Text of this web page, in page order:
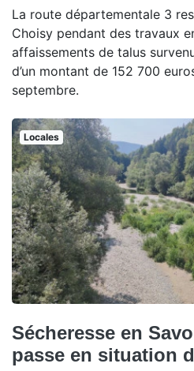
La route départementale 3
Choisy pendant des travaux
affaissements de talus
d’un montant de 152 700
septembre.
Locales
Sécheresse en
passe en situation